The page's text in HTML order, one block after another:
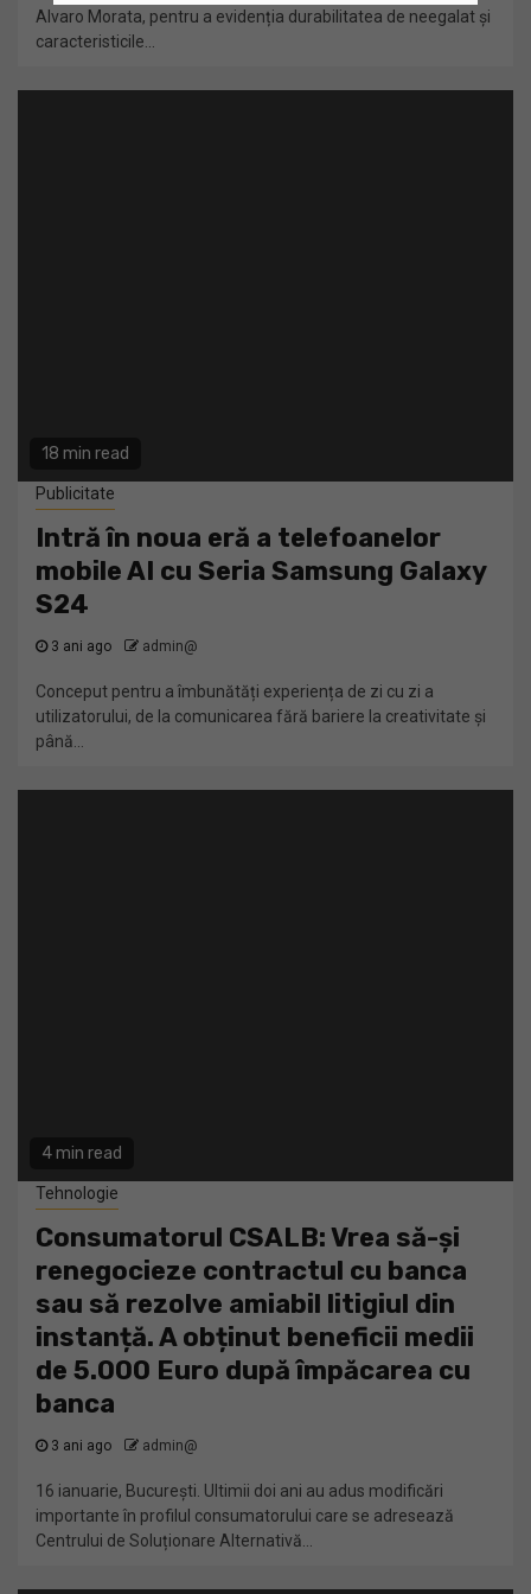
Alvaro Morata, pentru a evidenția durabilitatea de neegalat și
caracteristicile...
18 min read
Publicitate
Intră în noua eră a telefoanelor
mobile AI cu Seria Samsung Galaxy
S24
3 ani ago admin@
Conceput pentru a îmbunătăți experiența de zi cu zi a
utilizatorului, de la comunicarea fără bariere la creativitate și
până...
4 min read
Tehnologie
Consumatorul CSALB: Vrea să-și
renegocieze contractul cu banca
sau să rezolve amiabil litigiul din
instanță. A obținut beneficii medii
de 5.000 Euro după împăcarea cu
banca
3 ani ago admin@
16 ianuarie, București. Ultimii doi ani au adus modificări
importante în profilul consumatorului care se adresează
Centrului de Soluționare Alternativă...